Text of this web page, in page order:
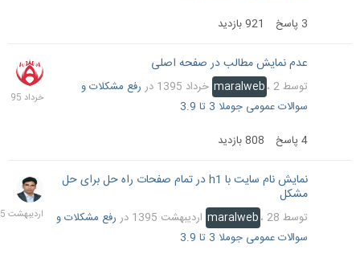
پاسخ 921 بازدید
عدم نمایش مطالب در صفحه اصلی
توسط maralweb ،2 خرداد 1395 دررفع مشکلات و
سوالات عمومی جوملا 3 تا 3.9
4پاسخ 808 بازدید
2
نمایش نام سایت با h1 در تمام صفحات راه حل برای حل
مشکل
توسط maralweb ،28 اردیبهشت 1395 دررفع مشکلات و
سوالات عمومی جوملا 3 تا 3.9